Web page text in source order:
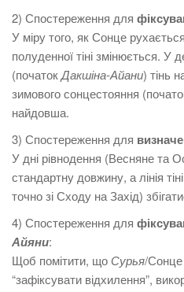
2) Спостереження для
У міру того, як Сонце
полуденної тіні змінюється. У
(початокДакшіна-Айани) тінь
зимового сонцестояння
найдовша.
3) Спостереження для
У дні рівнодення (Весняне та
стандартну довжину, а лінія
точно зі Сходу на Захід)
4) Спостереження для
Айяни:
Щоб помітити, що Сурья/Сонце
“зафіксувати відхилення”,